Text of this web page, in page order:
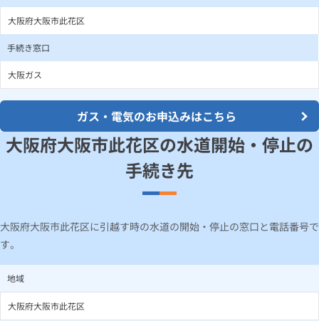
大阪府大阪市此花区
手続き窓口
大阪ガス
ガス・電気のお申込みはこちら
大阪府大阪市此花区の水道開始・停止の
手続き先
大阪府大阪市此花区に引越す時の水道の開始・停止の窓口と電話番号で
す。
地域
大阪府大阪市此花区